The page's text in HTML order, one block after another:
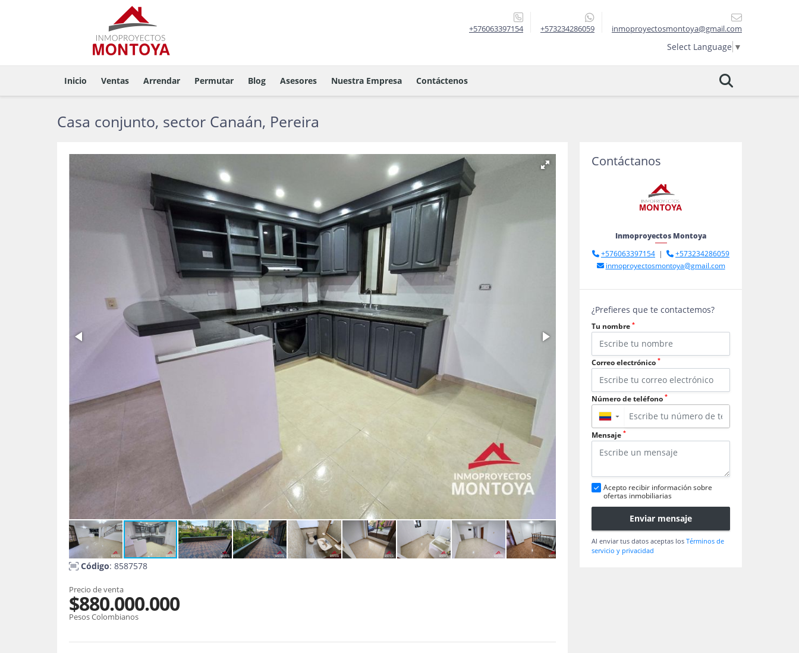
+576063397154 +573234286059 inmoproyectosmontoya@gmail.com
Select Language ▼
Inicio Ventas Arrendar Permutar Blog Asesores Nuestra Empresa Contáctenos
Casa conjunto, sector Canaán, Pereira
Código: 8587578
Precio de venta
$880.000.000
Pesos Colombianos
Contáctanos
Inmoproyectos Montoya
+576063397154 |
+573234286059
inmoproyectosmontoya@gmail.com
¿Prefieres que te contactemos?
Tu nombre *
Correo electrónico *
Número de teléfono *
▼
Mensaje *
Acepto recibir información sobre
ofertas inmobiliarias
Enviar mensaje
Al enviar tus datos aceptas los Términos de
servicio y privacidad